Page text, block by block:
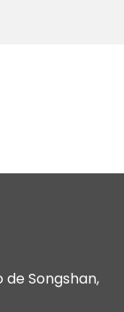
de Songshan,